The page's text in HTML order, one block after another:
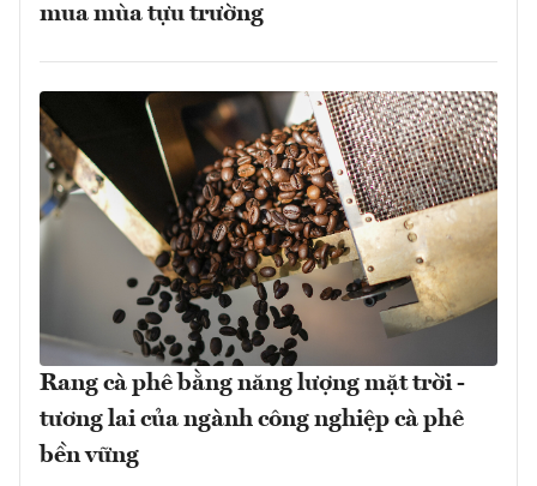
mua mùa tựu trường
Rang cà phê bằng năng lượng mặt trời -
tương lai của ngành công nghiệp cà phê
bền vững